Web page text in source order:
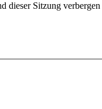
dieser Sitzung verbergen